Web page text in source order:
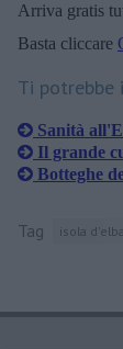
Arriva gratis
Basta cliccare
Ti potrebbe
Sanità
Il grande
Botteghe
Tag isola d'elba